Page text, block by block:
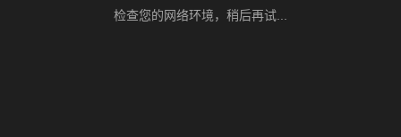
检查您的网络环境，稍后再试...